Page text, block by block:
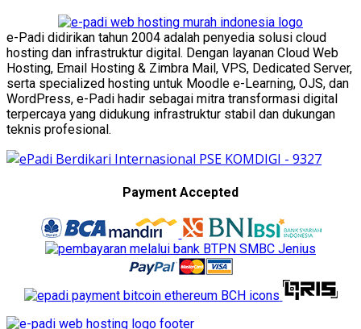
e-Padi didirikan tahun 2004 adalah penyedia solusi cloud
hosting dan infrastruktur digital. Dengan layanan Cloud Web
Hosting, Email Hosting & Zimbra Mail, VPS, Dedicated Server,
serta specialized hosting untuk Moodle e-Learning, OJS, dan
WordPress, e-Padi hadir sebagai mitra transformasi digital
terpercaya yang didukung infrastruktur stabil dan dukungan
teknis profesional.
Payment Accepted